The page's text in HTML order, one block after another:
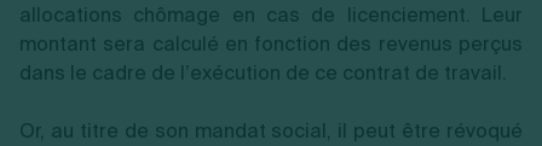
allocations chômage en cas de licenciement. Leur
montant sera calculé en fonction des revenus perçus
dans le cadre de l’exécution de ce contrat de travail.
Or, au titre de son mandat social, il peut être révoqué